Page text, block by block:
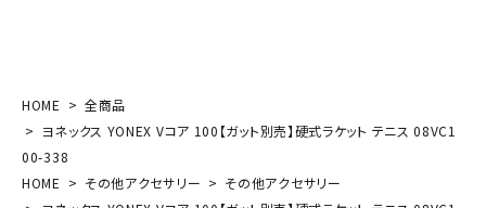
HOME
全商品
ヨネックス YONEX Vコア 100【ガット別売】硬式ラケット テニス 08VC1
00-338
HOME
その他アクセサリー
その他アクセサリー